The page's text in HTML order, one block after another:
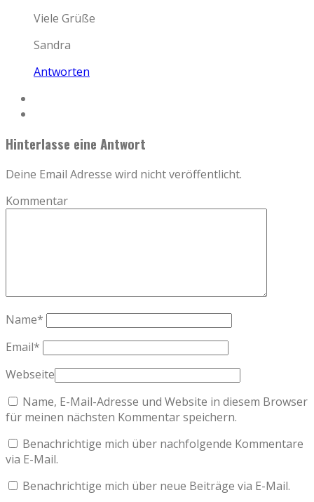
Viele Grüße
Sandra
Antworten
Hinterlasse eine Antwort
Deine Email Adresse wird nicht veröffentlicht.
Kommentar
Name*
Email*
Webseite
Name, E-Mail-Adresse und Website in diesem Browser
für meinen nächsten Kommentar speichern.
Benachrichtige mich über nachfolgende Kommentare
via E-Mail.
Benachrichtige mich über neue Beiträge via E-Mail.